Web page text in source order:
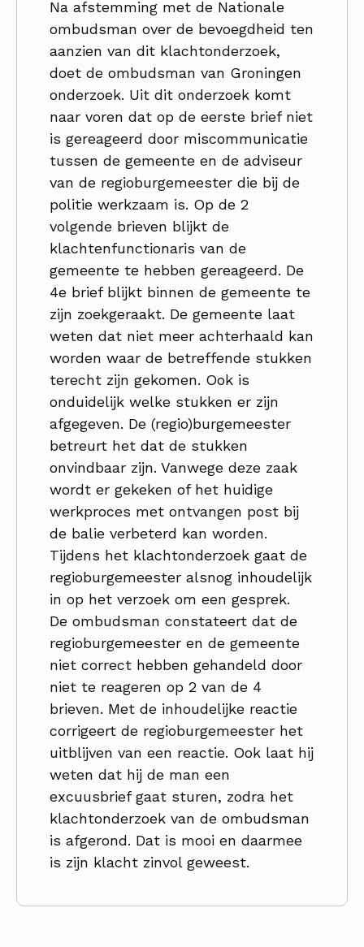
Na afstemming met de Nationale
ombudsman over de bevoegdheid ten
aanzien van dit klachtonderzoek,
doet de ombudsman van Groningen
onderzoek. Uit dit onderzoek komt
naar voren dat op de eerste brief niet
is gereageerd door miscommunicatie
tussen de gemeente en de adviseur
van de regioburgemeester die bij de
politie werkzaam is. Op de 2
volgende brieven blijkt de
klachtenfunctionaris van de
gemeente te hebben gereageerd. De
4e brief blijkt binnen de gemeente te
zijn zoekgeraakt. De gemeente laat
weten dat niet meer achterhaald kan
worden waar de betreffende stukken
terecht zijn gekomen. Ook is
onduidelijk welke stukken er zijn
afgegeven. De (regio)burgemeester
betreurt het dat de stukken
onvindbaar zijn. Vanwege deze zaak
wordt er gekeken of het huidige
werkproces met ontvangen post bij
de balie verbeterd kan worden.
Tijdens het klachtonderzoek gaat de
regioburgemeester alsnog inhoudelijk
in op het verzoek om een gesprek.
De ombudsman constateert dat de
regioburgemeester en de gemeente
niet correct hebben gehandeld door
niet te reageren op 2 van de 4
brieven. Met de inhoudelijke reactie
corrigeert de regioburgemeester het
uitblijven van een reactie. Ook laat hij
weten dat hij de man een
excuusbrief gaat sturen, zodra het
klachtonderzoek van de ombudsman
is afgerond. Dat is mooi en daarmee
is zijn klacht zinvol geweest.